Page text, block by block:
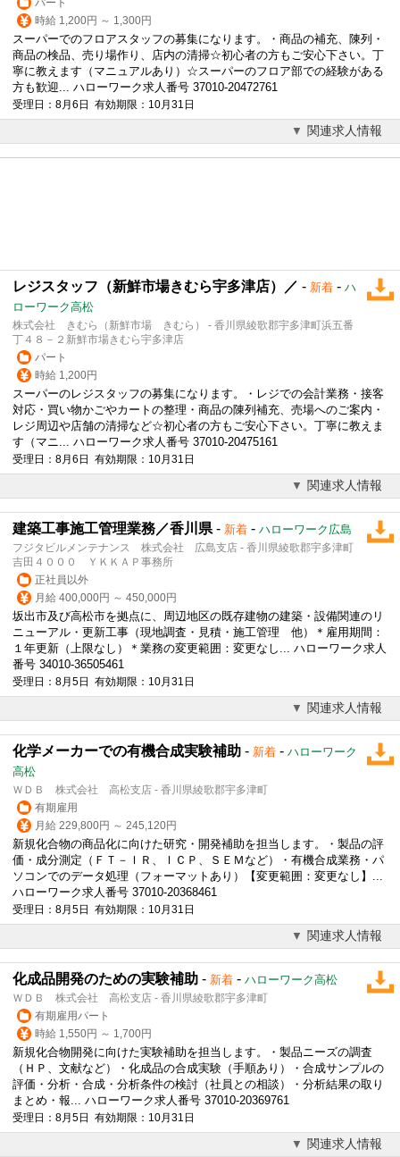
パート
時給 1,200円 ～ 1,300円
スーパーでのフロアスタッフの募集になります。・商品の補充、陳列・
商品の検品、売り場作り、店内の清掃☆初心者の方もご安心下さい。丁
寧に教えます（マニュアルあり）☆スーパーのフロア部での経験がある
方も歓迎... ハローワーク求人番号 37010-20472761
受理日：8月6日 有効期限：10月31日
関連求人情報
レジスタッフ（新鮮市場きむら宇多津店）／ - 新着 - ハ
ローワーク高松
株式会社 きむら（新鮮市場 きむら） - 香川県綾歌郡宇多津町浜五番
丁４８－２新鮮市場きむら宇多津店
パート
時給 1,200円
スーパーのレジスタッフの募集になります。・レジでの会計業務・接客
対応・買い物かごやカートの整理・商品の陳列補充、売場へのご案内・
レジ周辺や店舗の清掃など☆初心者の方もご安心下さい。丁寧に教えま
す（マニ... ハローワーク求人番号 37010-20475161
受理日：8月6日 有効期限：10月31日
関連求人情報
建築工事施工管理業務／香川県 - 新着 - ハローワーク広島
フジタビルメンテナンス 株式会社 広島支店 - 香川県綾歌郡宇多津町
吉田４０００ ＹＫＫＡＰ事務所
正社員以外
月給 400,000円 ～ 450,000円
坂出市及び高松市を拠点に、周辺地区の既存建物の建築・設備関連のリ
ニューアル・更新工事（現地調査・見積・施工管理 他）＊雇用期間：
１年更新（上限なし）＊業務の変更範囲：変更なし... ハローワーク求人
番号 34010-36505461
受理日：8月5日 有効期限：10月31日
関連求人情報
化学メーカーでの有機合成実験補助 - 新着 - ハローワーク
高松
ＷＤＢ 株式会社 高松支店 - 香川県綾歌郡宇多津町
有期雇用
月給 229,800円 ～ 245,120円
新規化合物の商品化に向けた研究・開発補助を担当します。・製品の評
価・成分測定（ＦＴ－ＩＲ、ＩＣＰ、ＳＥＭなど）・有機合成業務・パ
ソコンでのデータ処理（フォーマットあり）【変更範囲：変更なし】...
ハローワーク求人番号 37010-20368461
受理日：8月5日 有効期限：10月31日
関連求人情報
化成品開発のための実験補助 - 新着 - ハローワーク高松
ＷＤＢ 株式会社 高松支店 - 香川県綾歌郡宇多津町
有期雇用パート
時給 1,550円 ～ 1,700円
新規化合物開発に向けた実験補助を担当します。・製品ニーズの調査
（ＨＰ、文献など）・化成品の合成実験（手順あり）・合成サンプルの
評価・分析・合成・分析条件の検討（社員との相談）・分析結果の取り
まとめ・報... ハローワーク求人番号 37010-20369761
受理日：8月5日 有効期限：10月31日
関連求人情報